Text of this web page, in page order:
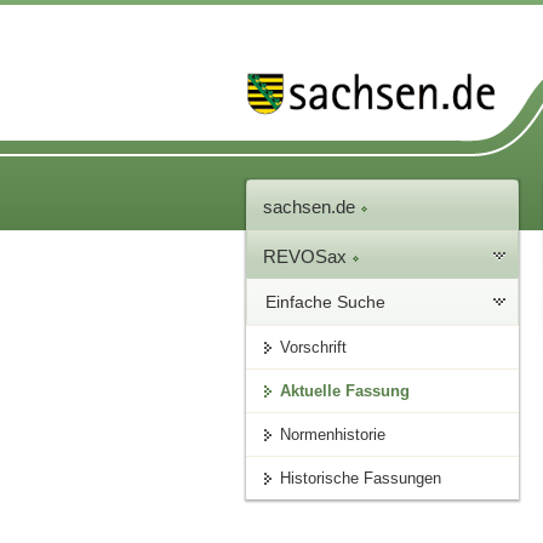
sachsen.de
REVOSax
Einfache Suche
Vorschrift
Aktuelle Fassung
Normenhistorie
Historische Fassungen